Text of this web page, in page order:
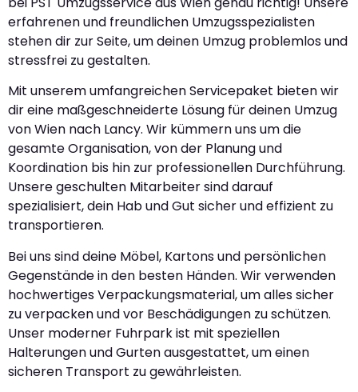
erfahrenen und freundlichen Umzugsspezialisten
stehen dir zur Seite, um deinen Umzug problemlos und
stressfrei zu gestalten.
Mit unserem umfangreichen Servicepaket bieten wir
dir eine maßgeschneiderte Lösung für deinen Umzug
von Wien nach Lancy. Wir kümmern uns um die
gesamte Organisation, von der Planung und
Koordination bis hin zur professionellen Durchführung.
Unsere geschulten Mitarbeiter sind darauf
spezialisiert, dein Hab und Gut sicher und effizient zu
transportieren.
Bei uns sind deine Möbel, Kartons und persönlichen
Gegenstände in den besten Händen. Wir verwenden
hochwertiges Verpackungsmaterial, um alles sicher
zu verpacken und vor Beschädigungen zu schützen.
Unser moderner Fuhrpark ist mit speziellen
Halterungen und Gurten ausgestattet, um einen
sicheren Transport zu gewährleisten.